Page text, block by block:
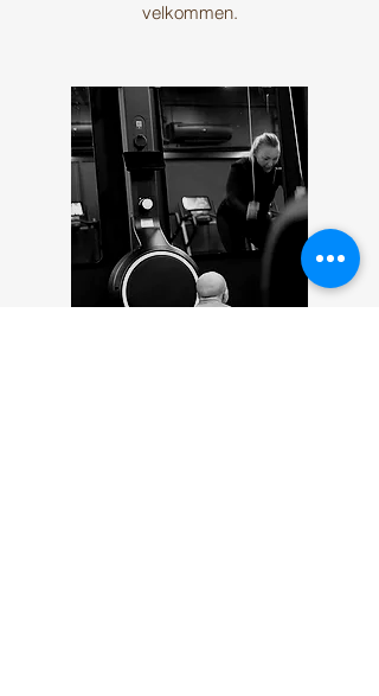
velkommen.